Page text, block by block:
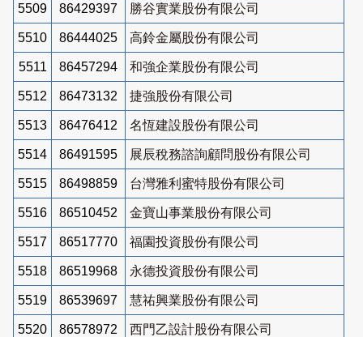
5509 86429397 勝谷實業股份有限公司
5510 86444025 高鈴金屬股份有限公司
5511 86457294 和強企業股份有限公司
5512 86473132 捷強股份有限公司
5513 86476412 名恆建設股份有限公司
5514 86491595 展辰稅務諮詢顧問股份有限公司
5515 86498859 台灣雅利蜜特股份有限公司
5516 86510452 金寶山事業股份有限公司
5517 86517770 福園投資股份有限公司
5518 86519968 永德投資股份有限公司
5519 86539697 慧祐興業股份有限公司
5520 86578972 西門乙設計股份有限公司